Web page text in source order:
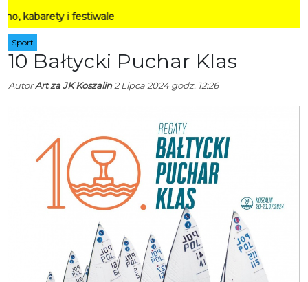
i festiwale
Sport
10 Bałtycki Puchar Klas
AutorArt za JK Koszalin2 Lipca 2024 godz. 12:26